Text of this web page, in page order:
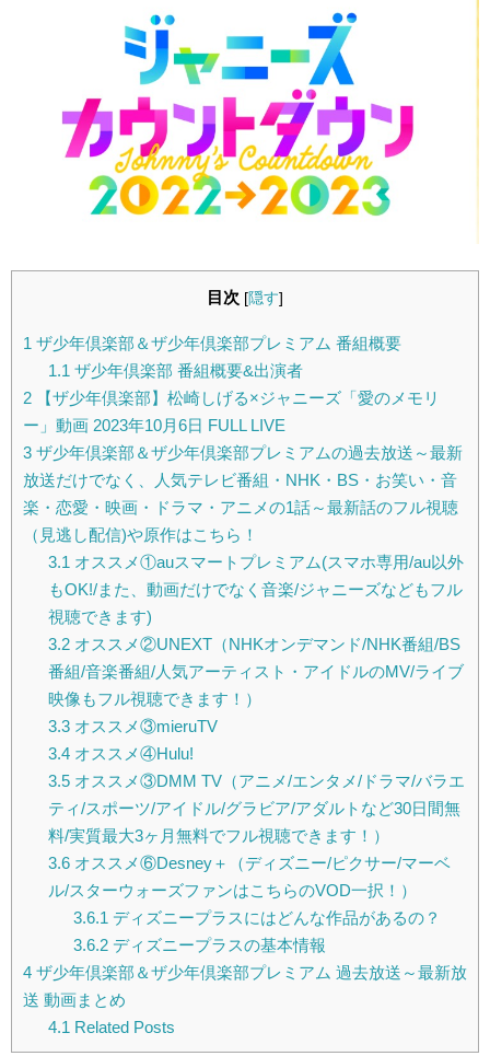
目次 [隠す]
1 ザ少年倶楽部＆ザ少年倶楽部プレミアム 番組概要
1.1 ザ少年倶楽部 番組概要&出演者
2 【ザ少年倶楽部】松崎しげる×ジャニーズ「愛のメモリ
ー」動画 2023年10月6日 FULL LIVE
3 ザ少年倶楽部＆ザ少年倶楽部プレミアムの過去放送～最新
放送だけでなく、人気テレビ番組・NHK・BS・お笑い・音
楽・恋愛・映画・ドラマ・アニメの1話～最新話のフル視聴
（見逃し配信)や原作はこちら！
3.1 オススメ①auスマートプレミアム(スマホ専用/au以外
もOK!/また、動画だけでなく音楽/ジャニーズなどもフル
視聴できます)
3.2オススメ②UNEXT（NHKオンデマンド/NHK番組/BS
番組/音楽番組/人気アーティスト・アイドルのMV/ライブ
映像もフル視聴できます！）
3.3オススメ③mieruTV
3.4オススメ④Hulu!
3.5オススメ③DMM TV（アニメ/エンタメ/ドラマ/バラエ
ティ/スポーツ/アイドル/グラビア/アダルトなど30日間無
料/実質最大3ヶ月無料でフル視聴できます！）
3.6オススメ⑥Desney＋（ディズニー/ピクサー/マーベ
ル/スターウォーズファンはこちらのVOD一択！）
3.6.1 ディズニープラスにはどんな作品があるの？
3.6.2ディズニープラスの基本情報
4 ザ少年倶楽部＆ザ少年倶楽部プレミアム 過去放送～最新放
送 動画まとめ
4.1 Related Posts